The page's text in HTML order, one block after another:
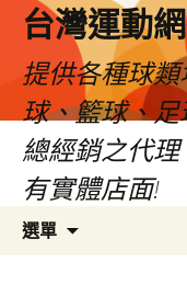
台灣運動
提供各種球
球、籃球、
總經銷之代
有實體店面!
選單